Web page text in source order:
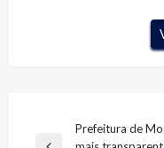
Navegação
Prefeitura de